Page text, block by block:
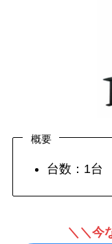
概要
台数：1台
＼＼今